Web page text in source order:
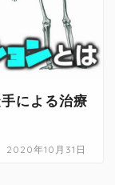
による治療
2020年10月31日